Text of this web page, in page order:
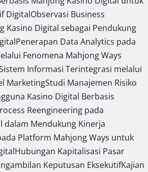
DigitalObservasi Business
Kasino Digital sebagai Pendukung
Penerapan Data Analytics pada
Fenomena Mahjong Ways
Informasi Terintegrasi melalui
MarketingStudi Manajemen Risiko
Kasino Digital Berbasis
Reengineering pada
dalam Mendukung Kinerja
Platform Mahjong Ways untuk
Hubungan Kapitalisasi Pasar
Keputusan EksekutifKajian